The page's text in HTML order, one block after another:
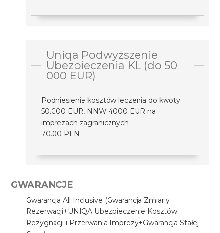
Uniqa Podwyższenie
Ubezpieczenia KL (do 50
000 EUR)
Podniesienie kosztów leczenia do kwoty
50.000 EUR, NNW 4000 EUR na
imprezach zagranicznych
70.00 PLN
GWARANCJE
Gwarancja All Inclusive (Gwarancja Zmiany
Rezerwacji+UNIQA Ubezpieczenie Kosztów
Rezygnacji i Przerwania Imprezy+Gwarancja Stałej